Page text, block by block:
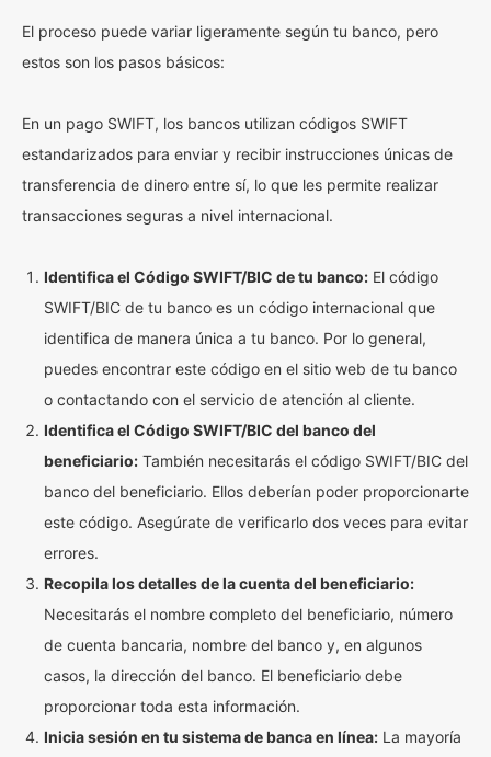
El proceso puede variar ligeramente según tu banco, pero
estos son los pasos básicos:
En un pago SWIFT, los bancos utilizan códigos SWIFT
estandarizados para enviar y recibir instrucciones únicas de
transferencia de dinero entre sí, lo que les permite realizar
transacciones seguras a nivel internacional.
Identifica el Código SWIFT/BIC de tu banco: El código
SWIFT/BIC de tu banco es un código internacional que
identifica de manera única a tu banco. Por lo general,
puedes encontrar este código en el sitio web de tu banco
o contactando con el servicio de atención al cliente.
Identifica el Código SWIFT/BIC del banco del
beneficiario: También necesitarás el código SWIFT/BIC del
banco del beneficiario. Ellos deberían poder proporcionarte
este código. Asegúrate de verificarlo dos veces para evitar
errores.
Recopila los detalles de la cuenta del beneficiario:
Necesitarás el nombre completo del beneficiario, número
de cuenta bancaria, nombre del banco y, en algunos
casos, la dirección del banco. El beneficiario debe
proporcionar toda esta información.
Inicia sesión en tu sistema de banca en línea: La mayoría